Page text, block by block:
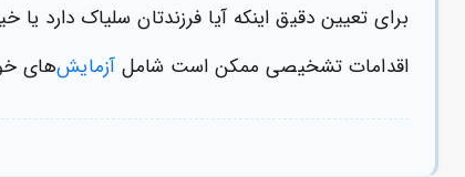
برای تعیین دقیق اینکه آیا فرزندتان سلیاک دارد
اقدامات تشخیصی ممکن است شامل آزمایش‌های